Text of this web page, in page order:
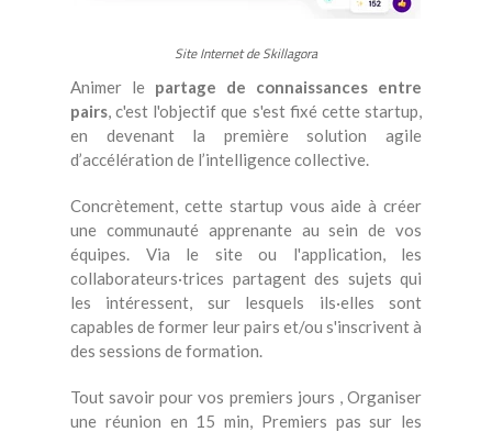
Site Internet de Skillagora
Animer le partage de connaissances entre
pairs, c'est l'objectif que s'est fixé cette startup,
en devenant la première solution agile
d’accélération de l’intelligence collective.
Concrètement, cette startup vous aide à créer
une communauté apprenante au sein de vos
équipes. Via le site ou l'application, les
collaborateurs·trices partagent des sujets qui
les intéressent, sur lesquels ils·elles sont
capables de former leur pairs et/ou s'inscrivent à
des sessions de formation.
Tout savoir pour vos premiers jours , Organiser
une réunion en 15 min, Premiers pas sur les